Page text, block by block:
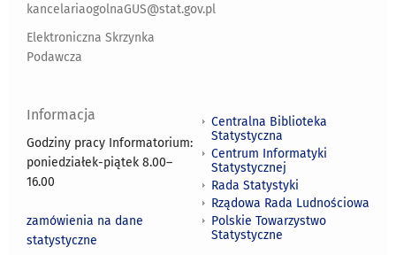
kancelariaogolnaGUS@stat.gov.pl
Elektroniczna Skrzynka
Podawcza
Informacja
Godziny pracy Informatorium:
poniedziałek-piątek 8.00–
16.00
zamówienia na dane
statystyczne
Centralna Biblioteka
Statystyczna
Centrum Informatyki
Statystycznej
Rada Statystyki
Rządowa Rada Ludnościowa
Polskie Towarzystwo
Statystyczne